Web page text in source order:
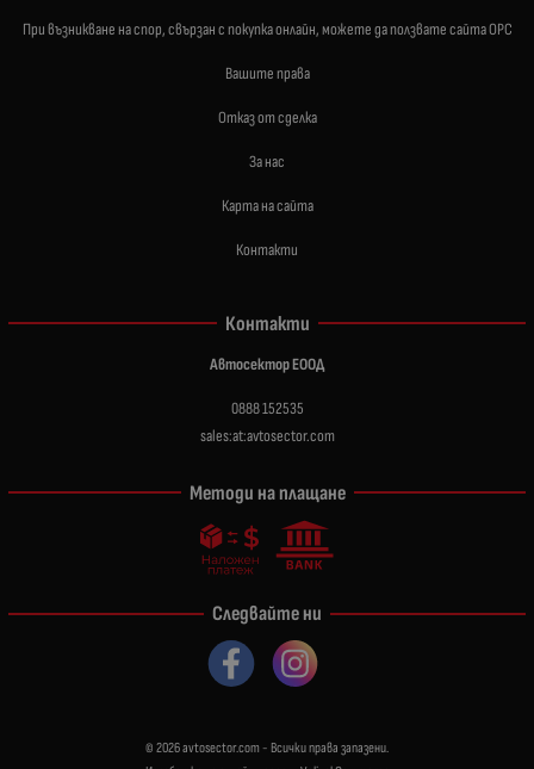
При възникване на спор, свързан с покупка онлайн, можете да ползвате сайта ОРС
Вашите права
Отказ от сделка
За нас
Карта на сайта
Контакти
Контакти
Автосектор ЕООД
0888 152535
sales:at:avtosector.com
Методи на плащане
Следвайте ни
© 2026avtosector.com - Всички права запазени.